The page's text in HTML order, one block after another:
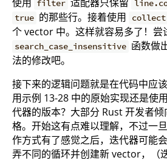
使用 filter 适配器只保留
true 的那些行。接着使用 collect
个 vector 中。这样就容易多了！尝
search_case_insensitive 函数做
法的修改吧。
接下来的逻辑问题就是在代码中应
用示例 13-28 中的原始实现还是使
代器的版本？大部分 Rust 开发者
格。开始这有点难以理解，不过一
作方式有了感觉之后，迭代器可能
弄不同的循环并创建新 vector，（